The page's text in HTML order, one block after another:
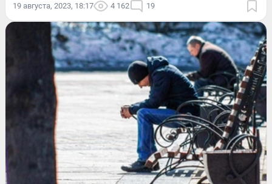
19 августа, 2023, 18:17 4 162 19